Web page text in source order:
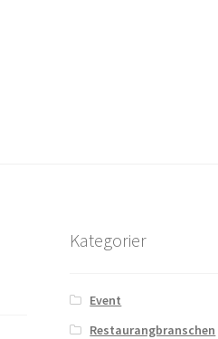
Kategorier
Event
Restaurangbranschen